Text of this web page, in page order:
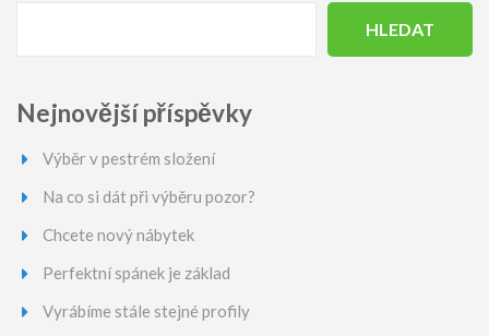
HLEDAT
Nejnovější příspěvky
Výběr v pestrém složení
Na co si dát při výběru pozor?
Chcete nový nábytek
Perfektní spánek je základ
Vyrábíme stále stejné profily